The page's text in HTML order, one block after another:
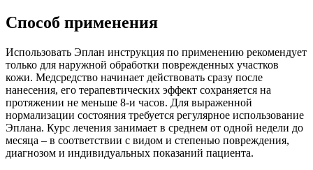
Способ применения
Использовать Эплан инструкция по применению рекомендует
только для наружной обработки поврежденных участков
кожи. Медсредство начинает действовать сразу после
нанесения, его терапевтических эффект сохраняется на
протяжении не меньше 8-и часов. Для выраженной
нормализации состояния требуется регулярное использование
Эплана. Курс лечения занимает в среднем от одной недели до
месяца – в соответствии с видом и степенью повреждения,
диагнозом и индивидуальных показаний пациента.